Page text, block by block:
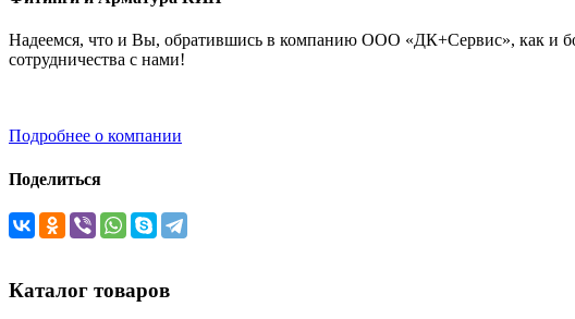
Надеемся, что и Вы, обратившись в компанию ООО «ДК+Сервис», как и
сотрудничества с нами!
Подробнее о компании
Поделиться
Каталог товаров